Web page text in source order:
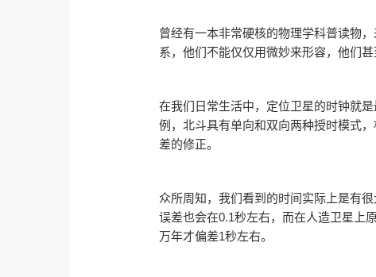
曾经有一本非常硬核的物理学科普读物
系，他们不能仅仅用微妙来形容，他们
在我们日常生活中，定位卫星的时钟就是
例，北斗具有单向和双向两种授时模式
差的修正。
众所周知，我们看到的时间实际上是有
误差也会在0.1秒左右，而在人造卫星上
万年才偏差1秒左右。